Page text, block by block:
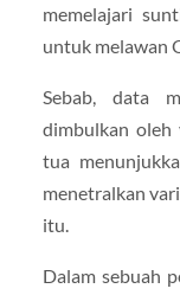
memelajari
untuk melawan
Sebab, data
dimbulkan oleh
tua
menetralkan
itu.
Dalam sebuah